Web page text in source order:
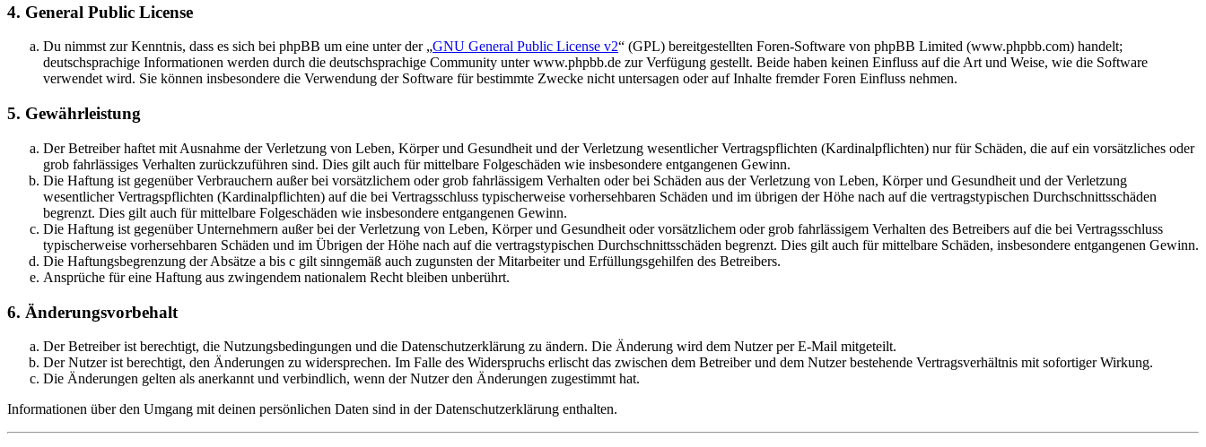
4. General Public License
Du nimmst zur Kenntnis, dass es sich bei phpBB um eine unter der „GNU General Public License v2“ (GPL) bereitgestellten Foren-Software von phpBB Limited (www.phpbb.com) handelt;
deutschsprachige Informationen werden durch die deutschsprachige Community unter www.phpbb.de zur Verfügung gestellt. Beide haben keinen Einfluss auf die Art und Weise, wie die Software
verwendet wird. Sie können insbesondere die Verwendung der Software für bestimmte Zwecke nicht untersagen oder auf Inhalte fremder Foren Einfluss nehmen.
5. Gewährleistung
Der Betreiber haftet mit Ausnahme der Verletzung von Leben, Körper und Gesundheit und der Verletzung wesentlicher Vertragspflichten (Kardinalpflichten) nur für Schäden, die auf ein vorsätzliches oder
grob fahrlässiges Verhalten zurückzuführen sind. Dies gilt auch für mittelbare Folgeschäden wie insbesondere entgangenen Gewinn.
Die Haftung ist gegenüber Verbrauchern außer bei vorsätzlichem oder grob fahrlässigem Verhalten oder bei Schäden aus der Verletzung von Leben, Körper und Gesundheit und der Verletzung
wesentlicher Vertragspflichten (Kardinalpflichten) auf die bei Vertragsschluss typischerweise vorhersehbaren Schäden und im übrigen der Höhe nach auf die vertragstypischen Durchschnittsschäden
begrenzt. Dies gilt auch für mittelbare Folgeschäden wie insbesondere entgangenen Gewinn.
Die Haftung ist gegenüber Unternehmern außer bei der Verletzung von Leben, Körper und Gesundheit oder vorsätzlichem oder grob fahrlässigem Verhalten des Betreibers auf die bei Vertragsschluss
typischerweise vorhersehbaren Schäden und im Übrigen der Höhe nach auf die vertragstypischen Durchschnittsschäden begrenzt. Dies gilt auch für mittelbare Schäden, insbesondere entgangenen Gewinn.
Die Haftungsbegrenzung der Absätze a bis c gilt sinngemäß auch zugunsten der Mitarbeiter und Erfüllungsgehilfen des Betreibers.
Ansprüche für eine Haftung aus zwingendem nationalem Recht bleiben unberührt.
6. Änderungsvorbehalt
Der Betreiber ist berechtigt, die Nutzungsbedingungen und die Datenschutzerklärung zu ändern. Die Änderung wird dem Nutzer per E-Mail mitgeteilt.
Der Nutzer ist berechtigt, den Änderungen zu widersprechen. Im Falle des Widerspruchs erlischt das zwischen dem Betreiber und dem Nutzer bestehende Vertragsverhältnis mit sofortiger Wirkung.
Die Änderungen gelten als anerkannt und verbindlich, wenn der Nutzer den Änderungen zugestimmt hat.
Informationen über den Umgang mit deinen persönlichen Daten sind in der Datenschutzerklärung enthalten.